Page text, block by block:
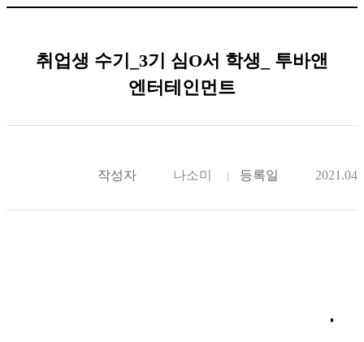
취업생 수기_3기 심O서 학생_ 투바앤
엔터테인먼트
작성자 나소미 등록일